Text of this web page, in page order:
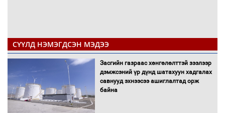
СҮҮЛД НЭМЭГДСЭН МЭДЭЭ
Засгийн газраас хөнгөлөлттэй зээлээр
дэмжсэний үр дүнд шатахуун хадгалах
савнууд эхнээсээ ашиглалтад орж
байна